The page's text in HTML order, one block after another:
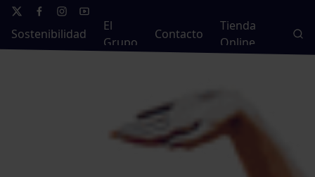
Sostenibilidad
El
Grupo
Contacto
Tienda
Online